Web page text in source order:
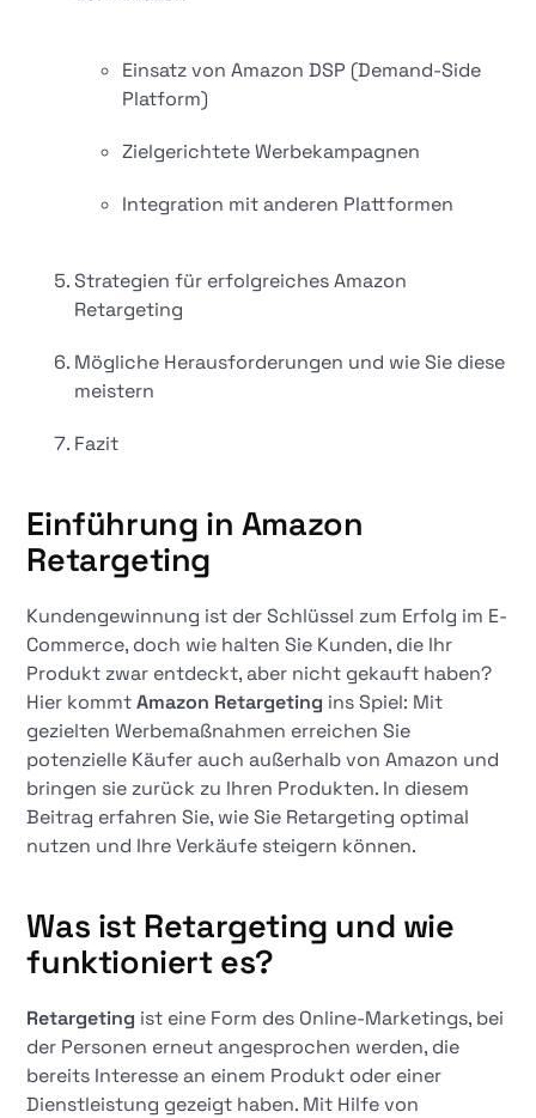
Einsatz von Amazon DSP (Demand-Side
Platform)
Zielgerichtete Werbekampagnen
Integration mit anderen Plattformen
Strategien für erfolgreiches Amazon
Retargeting
Mögliche Herausforderungen und wie Sie diese
meistern
Fazit
Einführung in Amazon
Retargeting
Kundengewinnung ist der Schlüssel zum Erfolg im E-
Commerce, doch wie halten Sie Kunden, die Ihr
Produkt zwar entdeckt, aber nicht gekauft haben?
Hier kommtAmazon Retargeting ins Spiel: Mit
gezielten Werbemaßnahmen erreichen Sie
potenzielle Käufer auch außerhalb von Amazon und
bringen sie zurück zu Ihren Produkten. In diesem
Beitrag erfahren Sie, wie Sie Retargeting optimal
nutzen und Ihre Verkäufe steigern können.
Was ist Retargeting und wie
funktioniert es?
Retargeting ist eine Form des Online-Marketings, bei
der Personen erneut angesprochen werden, die
bereits Interesse an einem Produkt oder einer
Dienstleistung gezeigt haben. Mit Hilfe von